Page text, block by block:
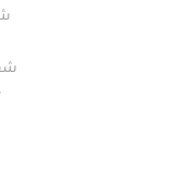
شقق